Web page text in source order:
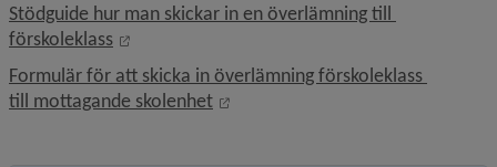
Stödguide hur man skickar in en överlämning till
förskoleklass
Länk till annan webbplats, öppnas i nytt
Formulär för att skicka in överlämning förskoleklass
till mottagande skolenhet
Länk till annan webbplats,